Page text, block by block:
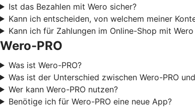
Ist das Bezahlen mit Wero sicher?
Kann ich entscheiden, von welchem meiner
Kann ich für Zahlungen im Online-Shop mit
Wero-PRO
Was ist Wero-PRO?
Was ist der Unterschied zwischen Wero-PRO
Wer kann Wero-PRO nutzen?
Benötige ich für Wero-PRO eine neue App?